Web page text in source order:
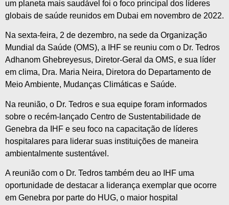
um planeta mais saudável foi o foco principal dos líderes
globais de saúde reunidos em Dubai em novembro de 2022.
Na sexta-feira, 2 de dezembro, na sede da Organização
Mundial da Saúde (OMS), a IHF se reuniu com o Dr. Tedros
Adhanom Ghebreyesus, Diretor-Geral da OMS, e sua líder
em clima, Dra. Maria Neira, Diretora do Departamento de
Meio Ambiente, Mudanças Climáticas e Saúde.
Na reunião, o Dr. Tedros e sua equipe foram informados
sobre o recém-lançado Centro de Sustentabilidade de
Genebra da IHF e seu foco na capacitação de líderes
hospitalares para liderar suas instituições de maneira
ambientalmente sustentável.
A reunião com o Dr. Tedros também deu ao IHF uma
oportunidade de destacar a liderança exemplar que ocorre
em Genebra por parte do HUG, o maior hospital